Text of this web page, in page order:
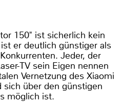
150" ist sicherlich kein
er deutlich günstiger als
Jeder, der
TV sein Eigen nennen
Vernetzung des Xiaomi
über den günstigen
möglich ist.